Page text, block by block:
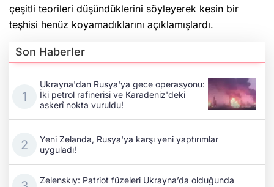
çeşitli teorileri düşündüklerini söyleyerek kesin bir
teşhisi henüz koyamadıklarını açıklamışlardı.
Son Haberler
Ukrayna'dan Rusya'ya gece operasyonu:
İki petrol rafinerisi ve Karadeniz'deki
askerî nokta vuruldu!
Yeni Zelanda, Rusya'ya karşı yeni yaptırımlar
uyguladı!
Zelenskıy: Patriot füzeleri Ukrayna’da olduğunda